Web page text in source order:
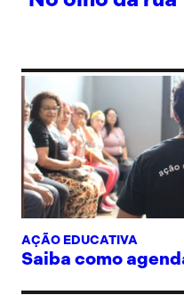
AÇÃO EDUCATIVA
Saiba como